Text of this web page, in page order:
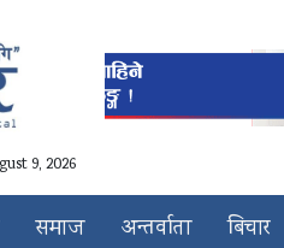
9, 2026
समाज अन्तर्वाता बिचार